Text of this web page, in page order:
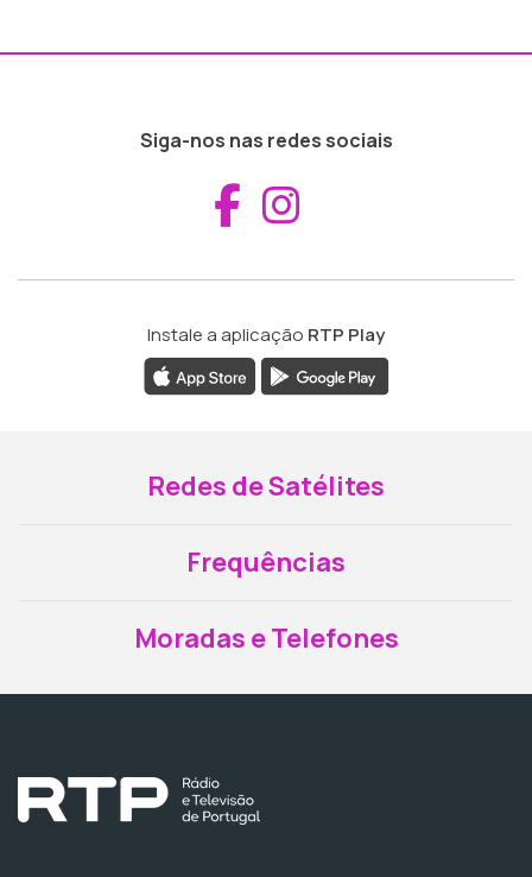
Siga-nos nas redes sociais
Aceder ao
Instale a aplicação RTP Play
Redes de Satélites
Frequências
Moradas e Telefones